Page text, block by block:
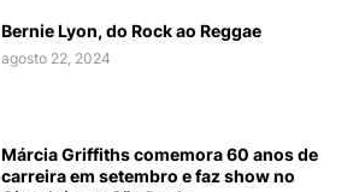
Bernie Lyon, do Rock ao Reggae
agosto 22, 2024
Márcia Griffiths comemora 60 anos de
carreira em setembro e faz show no